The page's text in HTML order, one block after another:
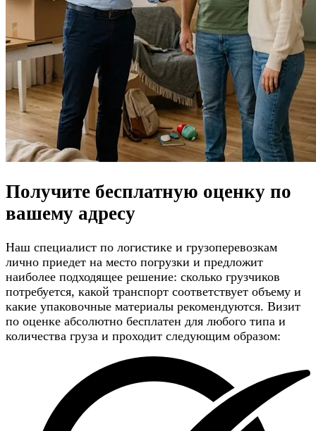
Получите бесплатную оценку по
вашему адресу
Наш специалист по логистике и грузоперевозкам
лично приедет на место погрузки и предложит
наиболее подходящее решение: сколько грузчиков
потребуется, какой транспорт соответствует объему и
какие упаковочные материалы рекомендуются. Визит
по оценке абсолютно бесплатен для любого типа и
количества груза и проходит следующим образом: